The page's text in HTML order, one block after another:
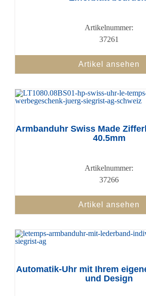
Artikelnummer:
37261
Artikel ansehen
Armbanduhr Swiss Made
40.5mm
Artikelnummer:
37266
Artikel ansehen
Automatik-Uhr mit Ihrem
und Design